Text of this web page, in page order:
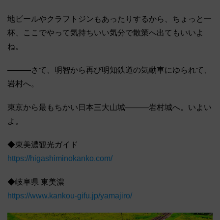
地ビールやクラフトジンもあったりするから、ちょっと一
杯、ここでやって気持ちいい気分で散策へ出てもいいよ
ね。
―――さて、明智から再び明知鉄道の気動車にゆられて、
岩村へ。
東京から最もちかい日本三大山城―――岩村城へ。いよい
よ。
◆東美濃観光ガイド
https://higashiminokanko.com/
◆岐阜県 東美濃
https://www.kankou-gifu.jp/yamajiro/